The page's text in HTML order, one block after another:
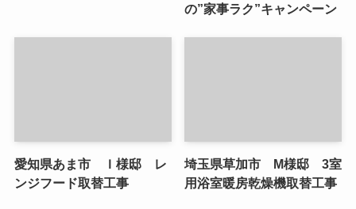
の”家事ラク”キャンペーン
愛知県あま市 Ｉ様邸 レ
ンジフード取替工事
埼玉県草加市 M様邸 3室
用浴室暖房乾燥機取替工事